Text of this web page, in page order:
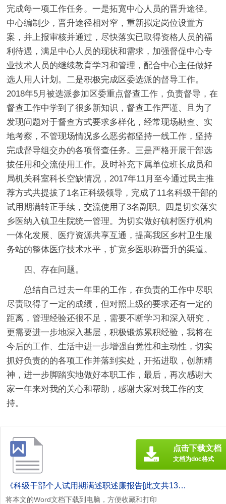
完成每一项工作任务。一是拓宽中心人员的晋升途径。
中心编制少，晋升途径相对窄，重新拟定岗位设置方
案，并上报审核并通过，尽快落实已取得资格人员的福
利待遇，满足中心人员的现状和需求，加强督促中心专
业技术人员的继续教育学习和管理，配合中心主任做好
选人用人计划。 二是积极完成区委选派的督导工作。
2018年5月被选派参加区委重点督查工作，负责督导，在
督查工作中学到了很多新知识，督查工作严谨、且为了
发现问题对于督查方式要求多样化，经常现场勘查、实
地考察，不管现场情况多么恶劣都坚持一线工作，坚持
完成督导组交办的各项督查任务。 三是严格开展干部选
拔任用和交流使用工作。及时补充下属单位班长成员和
局机关科室科长空缺情况，2017年11月至今通过民主推
荐方式共提拔了1名正科级领导，完成了11名科级干部的
试用期满转正手续，交流使用了3名副职。 四是切实落实
乡医纳入镇卫生院统一管理。为切实做好镇村医疗机构
一体化发展、医疗资源共享互通，提高我区乡村卫生服
务站的整体医疗技术水平，扩宽乡医职称晋升的渠道。
四、存在问题。
总结自己过去一年里的工作，在负责的工作中尽职
尽责取得了一定的成绩，但对照上级的要求还有一定的
距离，管理经验还很不足，需要不断学习和深入研究，
更需要进一步地深入基层，积极锻炼累积经验，我将在
今后的工作、生活中进一步增强自觉性和主动性，切实
抓好负责的的各项工作并落到实处，开拓进取，创新精
神，进一步脚踏实地做好本职工作，最后，再次感谢大
家一年来对我的关心和帮助，感谢大家对我工作的支
持。
《科级干部个人试用期满述职述廉报告[此文共1326字].doc》
将本文的Word文档下载到电脑，方便收藏和打印
点击下载文档
文档为doc格式